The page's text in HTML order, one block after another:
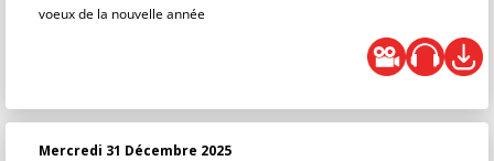
voeux de la nouvelle année
Mercredi 31 Décembre 2025